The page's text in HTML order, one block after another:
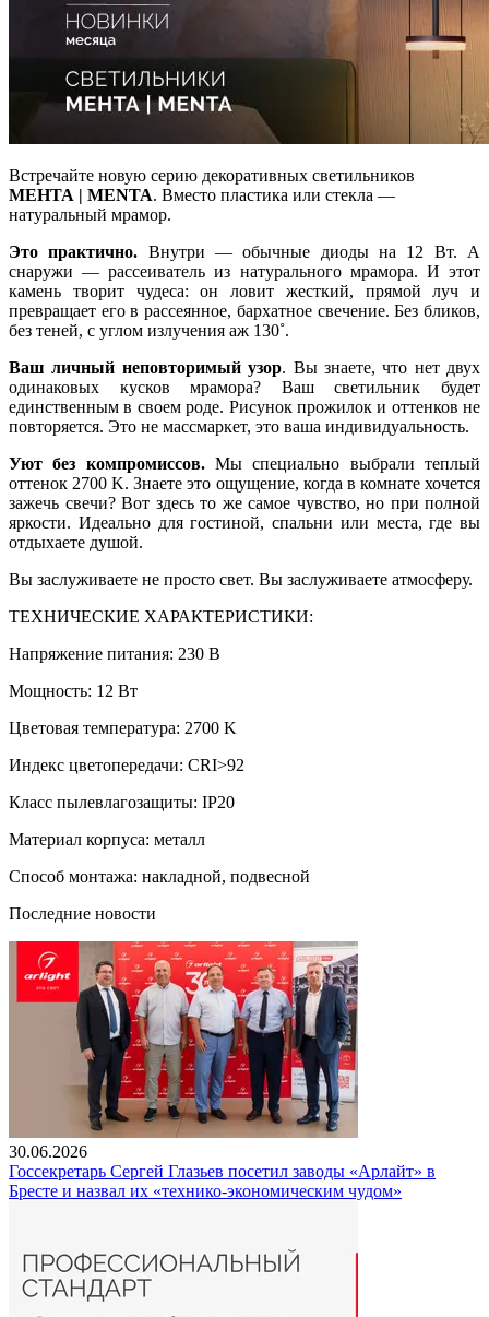
Встречайте новую серию декоративных светильников
МЕНТА | MENTA. Вместо пластика или стекла —
натуральный мрамор.
Это практично. Внутри — обычные диоды на 12 Вт. А
снаружи — рассеиватель из натурального мрамора. И этот
камень творит чудеса: он ловит жесткий, прямой луч и
превращает его в рассеянное, бархатное свечение. Без бликов,
без теней, с углом излучения аж 130˚.
Ваш личный неповторимый узор. Вы знаете, что нет двух
одинаковых кусков мрамора? Ваш светильник будет
единственным в своем роде. Рисунок прожилок и оттенков не
повторяется. Это не массмаркет, это ваша индивидуальность.
Уют без компромиссов.Мы специально выбрали теплый
оттенок 2700 K. Знаете это ощущение, когда в комнате хочется
зажечь свечи? Вот здесь то же самое чувство, но при полной
яркости. Идеально для гостиной, спальни или места, где вы
отдыхаете душой.
Вы заслуживаете не просто свет. Вы заслуживаете атмосферу.
ТЕХНИЧЕСКИЕ ХАРАКТЕРИСТИКИ:
Напряжение питания: 230 В
Мощность: 12 Вт
Цветовая температура: 2700 K
Индекс цветопередачи: CRI>92
Класс пылевлагозащиты: IP20
Материал корпуса: металл
Способ монтажа: накладной, подвесной
Последние новости
30.06.2026
Госсекретарь Сергей Глазьев посетил заводы «Арлайт» в
Бресте и назвал их «технико-экономическим чудом»